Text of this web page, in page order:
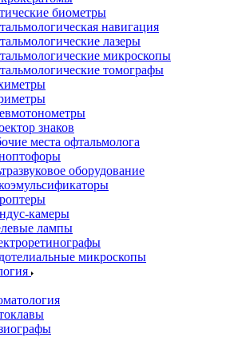
биометры
навигация
лазеры
микроскопы
томографы
знаков
места офтальмолога
оборудование
камеры
лампы
микроскопы